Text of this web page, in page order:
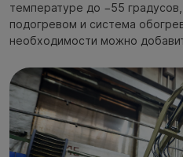
температуре до −55
подогревом и система
необходимости можно